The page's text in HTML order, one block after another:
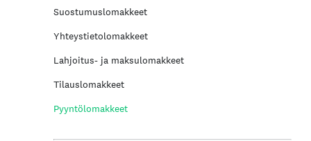
Suostumuslomakkeet
Yhteystieto­lomakkeet
Lahjoitus- ja maksulomakkeet
Tilauslomakkeet
Pyyntö­lomakkeet